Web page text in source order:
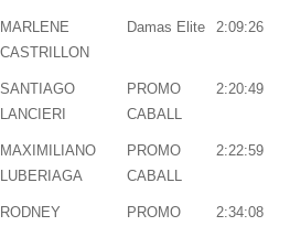
MARLENE
CASTRILLON
Damas Elite 2:09:26
SANTIAGO
LANCIERI
PROMO
CABALL
2:20:49
MAXIMILIANO
LUBERIAGA
PROMO
CABALL
2:22:59
RODNEY
PROMO
2:34:08